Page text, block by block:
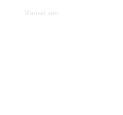
Малый зал